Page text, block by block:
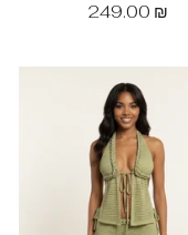
249.00 ₪